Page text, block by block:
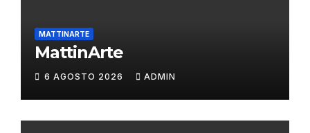
MATTINARTE
MattinArte
6 AGOSTO 2026 ADMIN